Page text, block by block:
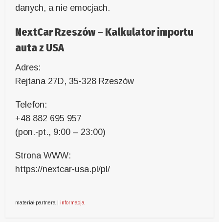
danych, a nie emocjach.
NextCar Rzeszów – Kalkulator importu
auta z USA
Adres:
Rejtana 27D, 35-328 Rzeszów
Telefon:
+48 882 695 957
(pon.-pt., 9:00 – 23:00)
Strona WWW:
https://nextcar-usa.pl/pl/
materiał partnera | informacja